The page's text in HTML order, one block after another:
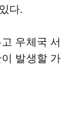
다.
우체국 서
발생할 가